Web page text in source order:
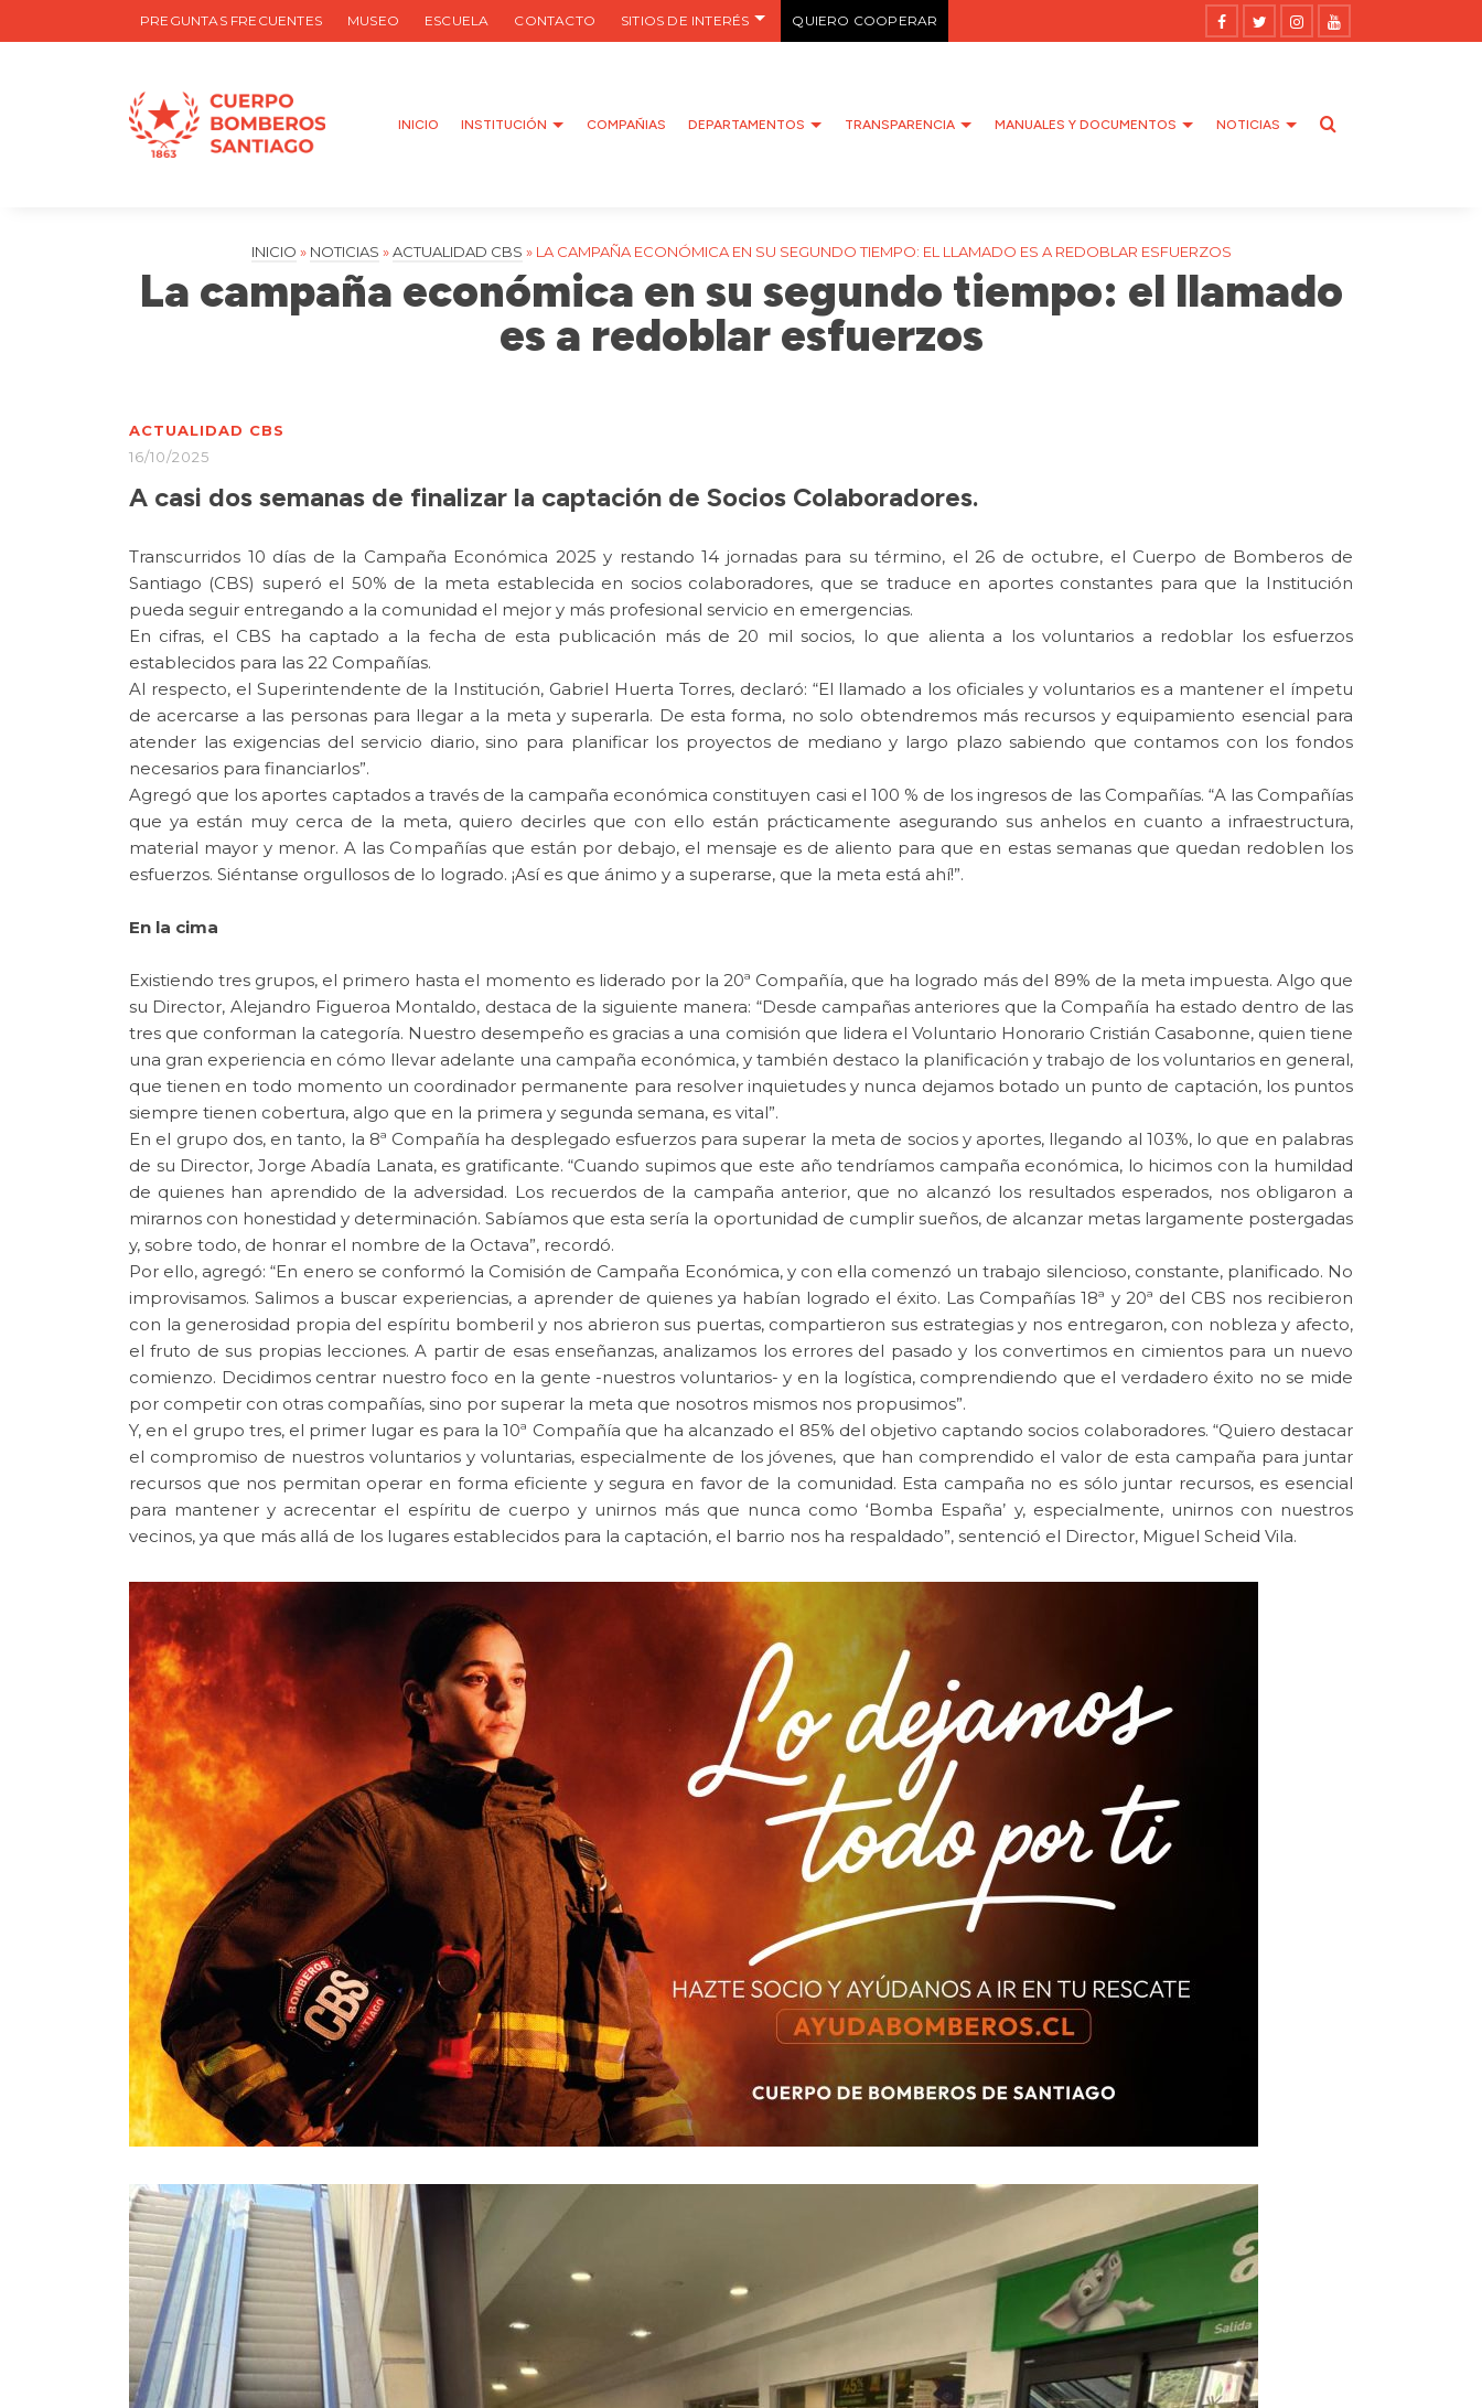
PREGUNTAS FRECUENTES MUSEO ESCUELA CONTACTO SITIOS DE INTERÉS QUIERO COOPERAR
INICIO INSTITUCIÓN COMPAÑIAS DEPARTAMENTOS TRANSPARENCIA MANUALES Y DOCUMENTOS NOTICIAS
INICIO » NOTICIAS » ACTUALIDAD CBS » LA CAMPAÑA ECONÓMICA EN SU SEGUNDO TIEMPO: EL LLAMADO ES A REDOBLAR ESFUERZOS
La campaña económica en su segundo tiempo: el llamado
es a redoblar esfuerzos
ACTUALIDAD CBS
16/10/2025
A casi dos semanas de finalizar la captación de Socios Colaboradores.
Transcurridos 10 días de la Campaña Económica 2025 y restando 14 jornadas para su término, el 26 de octubre, el Cuerpo de Bomberos de
Santiago (CBS) superó el 50% de la meta establecida en socios colaboradores, que se traduce en aportes constantes para que la Institución
pueda seguir entregando a la comunidad el mejor y más profesional servicio en emergencias.
En cifras, el CBS ha captado a la fecha de esta publicación más de 20 mil socios, lo que alienta a los voluntarios a redoblar los esfuerzos
establecidos para las 22 Compañías.
Al respecto, el Superintendente de la Institución, Gabriel Huerta Torres, declaró: “El llamado a los oficiales y voluntarios es a mantener el ímpetu
de acercarse a las personas para llegar a la meta y superarla. De esta forma, no solo obtendremos más recursos y equipamiento esencial para
atender las exigencias del servicio diario, sino para planificar los proyectos de mediano y largo plazo sabiendo que contamos con los fondos
necesarios para financiarlos”.
Agregó que los aportes captados a través de la campaña económica constituyen casi el 100 % de los ingresos de las Compañías. “A las Compañías
que ya están muy cerca de la meta, quiero decirles que con ello están prácticamente asegurando sus anhelos en cuanto a infraestructura,
material mayor y menor. A las Compañías que están por debajo, el mensaje es de aliento para que en estas semanas que quedan redoblen los
esfuerzos. Siéntanse orgullosos de lo logrado. ¡Así es que ánimo y a superarse, que la meta está ahí!”.
En la cima
Existiendo tres grupos, el primero hasta el momento es liderado por la 20ª Compañía, que ha logrado más del 89% de la meta impuesta. Algo que
su Director, Alejandro Figueroa Montaldo, destaca de la siguiente manera: “Desde campañas anteriores que la Compañía ha estado dentro de las
tres que conforman la categoría. Nuestro desempeño es gracias a una comisión que lidera el Voluntario Honorario Cristián Casabonne, quien tiene
una gran experiencia en cómo llevar adelante una campaña económica, y también destaco la planificación y trabajo de los voluntarios en general,
que tienen en todo momento un coordinador permanente para resolver inquietudes y nunca dejamos botado un punto de captación, los puntos
siempre tienen cobertura, algo que en la primera y segunda semana, es vital”.
En el grupo dos, en tanto, la 8ª Compañía ha desplegado esfuerzos para superar la meta de socios y aportes, llegando al 103%, lo que en palabras
de su Director, Jorge Abadía Lanata, es gratificante. “Cuando supimos que este año tendríamos campaña económica, lo hicimos con la humildad
de quienes han aprendido de la adversidad. Los recuerdos de la campaña anterior, que no alcanzó los resultados esperados, nos obligaron a
mirarnos con honestidad y determinación. Sabíamos que esta sería la oportunidad de cumplir sueños, de alcanzar metas largamente postergadas
y, sobre todo, de honrar el nombre de la Octava”, recordó.
Por ello, agregó: “En enero se conformó la Comisión de Campaña Económica, y con ella comenzó un trabajo silencioso, constante, planificado. No
improvisamos. Salimos a buscar experiencias, a aprender de quienes ya habían logrado el éxito. Las Compañías 18ª y 20ª del CBS nos recibieron
con la generosidad propia del espíritu bomberil y nos abrieron sus puertas, compartieron sus estrategias y nos entregaron, con nobleza y afecto,
el fruto de sus propias lecciones. A partir de esas enseñanzas, analizamos los errores del pasado y los convertimos en cimientos para un nuevo
comienzo. Decidimos centrar nuestro foco en la gente -nuestros voluntarios- y en la logística, comprendiendo que el verdadero éxito no se mide
por competir con otras compañías, sino por superar la meta que nosotros mismos nos propusimos”.
Y, en el grupo tres, el primer lugar es para la 10ª Compañía que ha alcanzado el 85% del objetivo captando socios colaboradores. “Quiero destacar
el compromiso de nuestros voluntarios y voluntarias, especialmente de los jóvenes, que han comprendido el valor de esta campaña para juntar
recursos que nos permitan operar en forma eficiente y segura en favor de la comunidad. Esta campaña no es sólo juntar recursos, es esencial
para mantener y acrecentar el espíritu de cuerpo y unirnos más que nunca como ‘Bomba España’ y, especialmente, unirnos con nuestros
vecinos, ya que más allá de los lugares establecidos para la captación, el barrio nos ha respaldado”, sentenció el Director, Miguel Scheid Vila.